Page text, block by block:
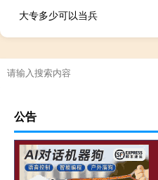
大专多少可以当兵
如何注册腾讯自媒体
公告